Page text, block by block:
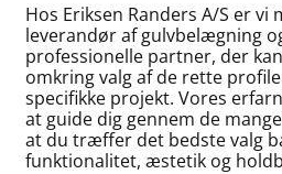
Hos Eriksen Randers A/S er vi
leverandør af gulvbelægning
professionelle partner, der
omkring valg af de rette
specifikke projekt. Vores
at guide dig gennem de
at du træffer det bedste valg
funktionalitet, æstetik og